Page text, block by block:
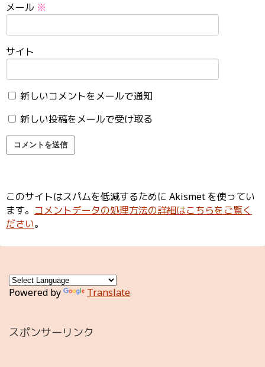
メール ※
サイト
新しいコメントをメールで通知
新しい投稿をメールで受け取る
このサイトはスパムを低減するために Akismet を使ってい
ます。 コメントデータの処理方法の詳細はこちらをご覧く
ださい。
Powered by Translate
スポンサーリンク